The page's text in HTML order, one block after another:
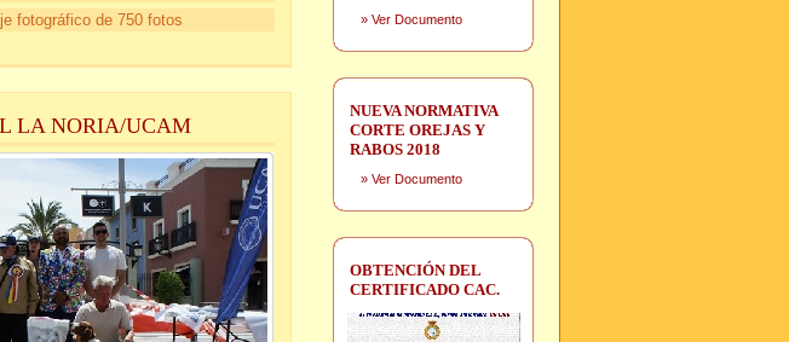
fotográfico de 750 fotos
LA NORIA/UCAM
» Ver Documento
NUEVA NORMATIVA
CORTE OREJAS Y
RABOS 2018
» Ver Documento
OBTENCIÓN DEL
CERTIFICADO CAC.